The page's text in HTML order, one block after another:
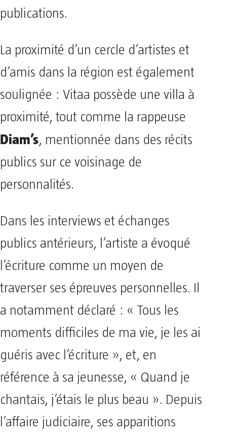
publications.
La proximité d’un cercle d’artistes et
d’amis dans la région est également
soulignée : Vitaa possède une villa à
proximité, tout comme la rappeuse
Diam’s, mentionnée dans des récits
publics sur ce voisinage de
personnalités.
Dans les interviews et échanges
publics antérieurs, l’artiste a évoqué
l’écriture comme un moyen de
traverser ses épreuves personnelles. Il
a notamment déclaré : « Tous les
moments difficiles de ma vie, je les ai
guéris avec l’écriture », et, en
référence à sa jeunesse, « Quand je
chantais, j’étais le plus beau ». Depuis
l’affaire judiciaire, ses apparitions